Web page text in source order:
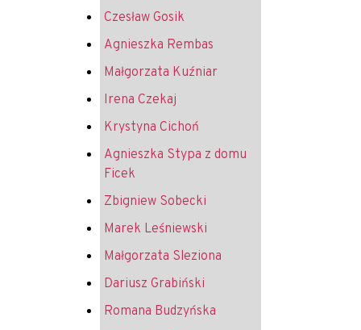
Czesław Gosik
Agnieszka Rembas
Małgorzata Kuźniar
Irena Czekaj
Krystyna Cichoń
Agnieszka Stypa z domu
Ficek
Zbigniew Sobecki
Marek Leśniewski
Małgorzata Sleziona
Dariusz Grabiński
Romana Budzyńska